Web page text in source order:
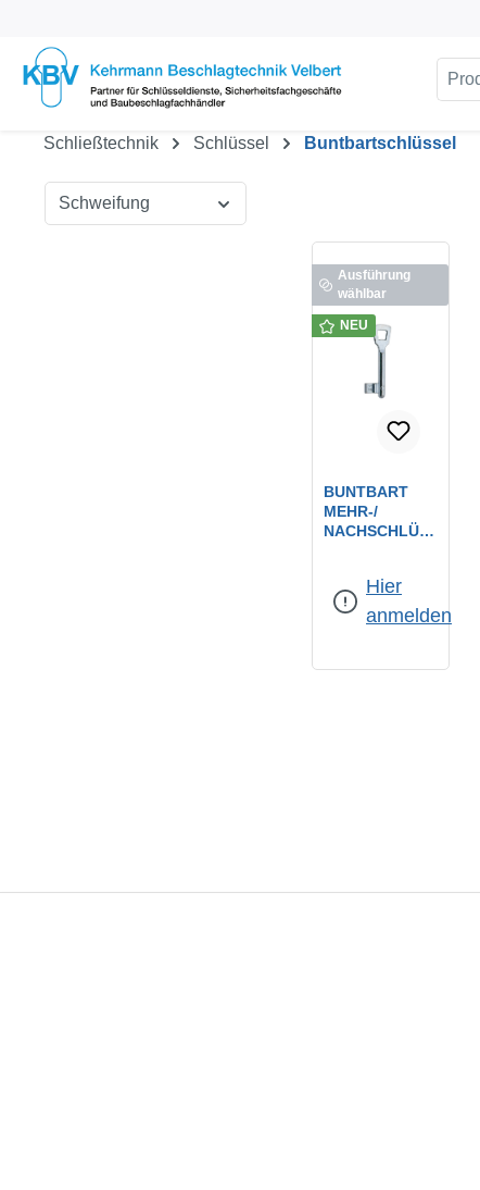
Schließtechnik Schlüssel Buntbartschlüssel
Schweifung
Ausführung
wählbar
NEU
BUNTBART
MEHR-/
NACHSCHLÜS
E1 PASSEND
ZU BB-
SCHLÖSSERN /
AUSFÜHRUNG
Hier
anmelden